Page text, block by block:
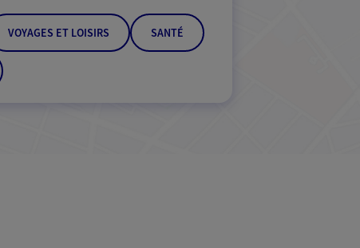
VOYAGES ET LOISIRS SANTÉ